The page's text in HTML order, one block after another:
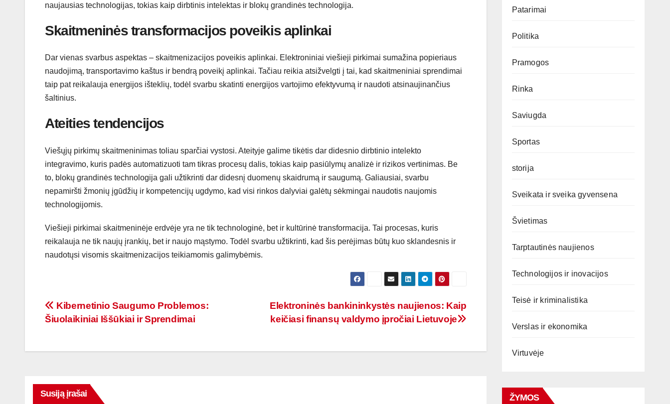
naujausias technologijas, tokias kaip dirbtinis intelektas ir blokų grandinės technologija.
Skaitmeninės transformacijos poveikis aplinkai
Dar vienas svarbus aspektas – skaitmenizacijos poveikis aplinkai. Elektroniniai viešieji pirkimai sumažina popieriaus
naudojimą, transportavimo kaštus ir bendrą poveikį aplinkai. Tačiau reikia atsižvelgti į tai, kad skaitmeniniai sprendimai
taip pat reikalauja energijos išteklių, todėl svarbu skatinti energijos vartojimo efektyvumą ir naudoti atsinaujinančius
šaltinius.
Ateities tendencijos
Viešųjų pirkimų skaitmeninimas toliau sparčiai vystosi. Ateityje galime tikėtis dar didesnio dirbtinio intelekto
integravimo, kuris padės automatizuoti tam tikras procesų dalis, tokias kaip pasiūlymų analizė ir rizikos vertinimas. Be
to, blokų grandinės technologija gali užtikrinti dar didesnį duomenų skaidrumą ir saugumą. Galiausiai, svarbu
nepamiršti žmonių įgūdžių ir kompetencijų ugdymo, kad visi rinkos dalyviai galėtų sėkmingai naudotis naujomis
technologijomis.
Viešieji pirkimai skaitmeninėje erdvėje yra ne tik technologinė, bet ir kultūrinė transformacija. Tai procesas, kuris
reikalauja ne tik naujų įrankių, bet ir naujo mąstymo. Todėl svarbu užtikrinti, kad šis perėjimas būtų kuo sklandesnis ir
naudotųsi visomis skaitmenizacijos teikiamomis galimybėmis.
Navigacija
įrašų
Elektroninės bankininkystės naujienos: Kaip
keičiasi finansų valdymo įpročiai Lietuvoje
Kibernetinio Saugumo Problemos:
Šiuolaikiniai Iššūkiai ir Sprendimai
Susiją įrašai
Patarimai
Politika
Pramogos
Rinka
Saviugda
Sportas
storija
Sveikata ir sveika gyvensena
Švietimas
Tarptautinės naujienos
Technologijos ir inovacijos
Teisė ir kriminalistika
Verslas ir ekonomika
Virtuvėje
ŽYMOS